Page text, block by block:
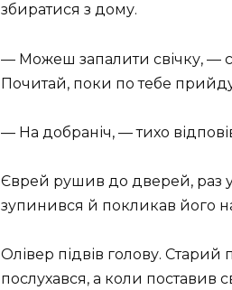
збиратися з дому.
— Можеш запалити свічку, —
Почитай, поки по тебе
— На добраніч, — тихо
Єврей рушив до дверей, раз
зупинився й покликав його на
Олівер підвів голову. Старий
послухався, а коли поставив